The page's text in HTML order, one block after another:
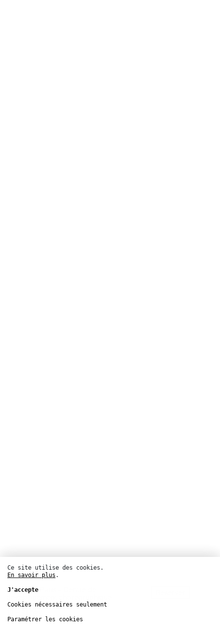
Danse
Atelier de Paris – Centre de
national
Ce site utilise des cookies.
En savoir plus .
J'accepte
Cookies nécessaires seulement
Paramétrer les cookies